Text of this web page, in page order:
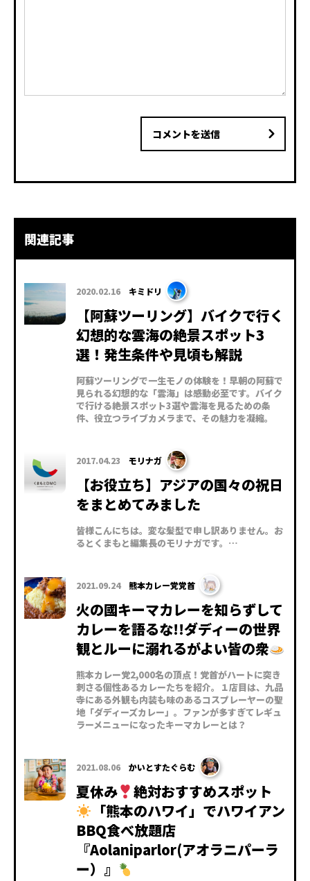
コメントを送信
関連記事
2020.02.16 キミドリ
【阿蘇ツーリング】バイクで行く
幻想的な雲海の絶景スポット3
選！発生条件や見頃も解説
阿蘇ツーリングで一生モノの体験を！早朝の阿蘇で
見られる幻想的な「雲海」は感動必至です。バイク
で行ける絶景スポット3選や雲海を見るための条
件、役立つライブカメラまで、その魅力を凝縮。
2017.04.23 モリナガ
【お役立ち】アジアの国々の祝日
をまとめてみました
皆様こんにちは。変な髪型で申し訳ありません。お
るとくまもと編集長のモリナガです。…
2021.09.24 熊本カレー党党首
火の國キーマカレーを知らずして
カレーを語るな!!ダディーの世界
観とルーに溺れるがよい皆の衆
熊本カレー党2,000名の頂点！党首がハートに突き
刺さる個性あるカレーたちを紹介。１店目は、九品
寺にある外観も内装も味のあるコスプレーヤーの聖
地「ダディーズカレー」。ファンが多すぎてレギュ
ラーメニューになったキーマカレーとは？
2021.08.06 かいとすたぐらむ
夏休み
絶対おすすめスポット
「熊本のハワイ」でハワイアン
BBQ食べ放題店
『Aolaniparlor(アオラニパーラ
ー）』